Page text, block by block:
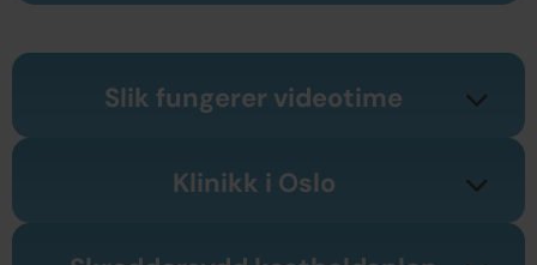
Slik fungerer videotime
Klinikk i Oslo